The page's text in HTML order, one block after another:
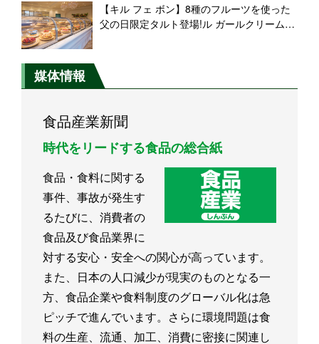
【キル フェ ボン】8種のフルーツを使った
父の日限定タルト登場!ル ガールクリームチ
媒体情報
食品産業新聞
時代をリードする食品の総合紙
食品・食料に関する
事件、事故が発生す
るたびに、消費者の
食品及び食品業界に
対する安心・安全への関心が高っています。
また、日本の人口減少が現実のものとなる一
方、食品企業や食料制度のグローバル化は急
ピッチで進んでいます。さらに環境問題は食
料の生産、流通、加工、消費に密接に関連し